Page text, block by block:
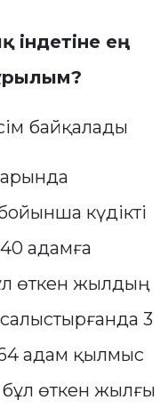
індетіне ең
байқалады
күдікті
адамға
өткен жылдың
3
адам қылмыс
өткен жылғы